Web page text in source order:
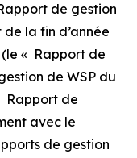
de gestion
la fin d’année
« Rapport de
de WSP du
Rapport de
avec le
de gestion